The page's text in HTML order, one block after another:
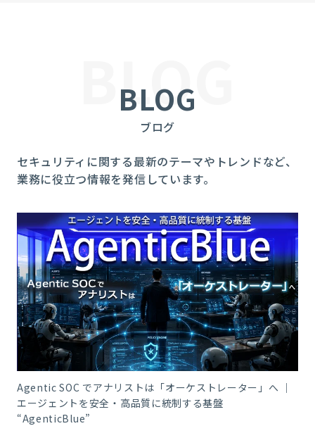
BLOG
BLOG
ブログ
セキュリティに関する最新のテーマやトレンドなど、
業務に役立つ情報を発信しています。
Agentic SOC でアナリストは「オーケストレーター」へ ｜
エージェントを安全・高品質に統制する基盤
“AgenticBlue”